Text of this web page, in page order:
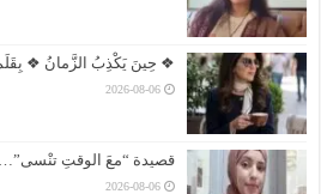
❖ حِينَ يَكْذِبُ الزَّمانُ ❖
2026-08-06
قصيدة “معَ الوقتِ
2026-08-06